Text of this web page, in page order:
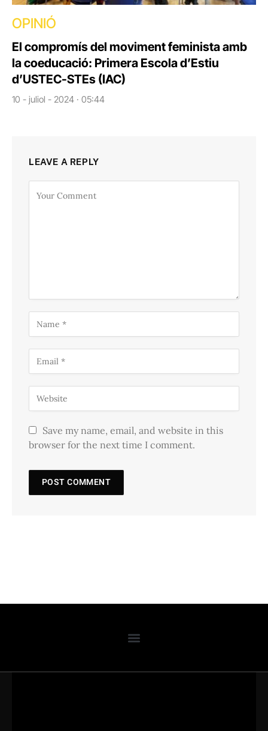
OPINIÓ
El compromís del moviment feminista amb
la coeducació: Primera Escola d’Estiu
d’USTEC-STEs (IAC)
10 - juliol - 2024 · 05:44
LEAVE A REPLY
Save my name, email, and website in this
browser for the next time I comment.